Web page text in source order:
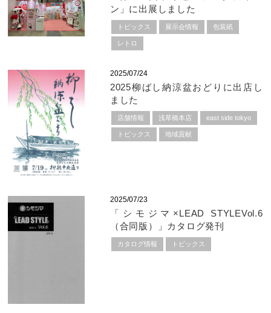
ン」に出展しました
トピックス 展示会情報 包装紙
レトロ
2025/07/24
2025柳ばし納涼盆おどりに出店し
ました
店舗情報 浅草橋本店 east side tokyo
トピックス 地域貢献
2025/07/23
「シモジマ×LEAD STYLEVol.6
（合同版）」カタログ発刊
カタログ情報 トピックス